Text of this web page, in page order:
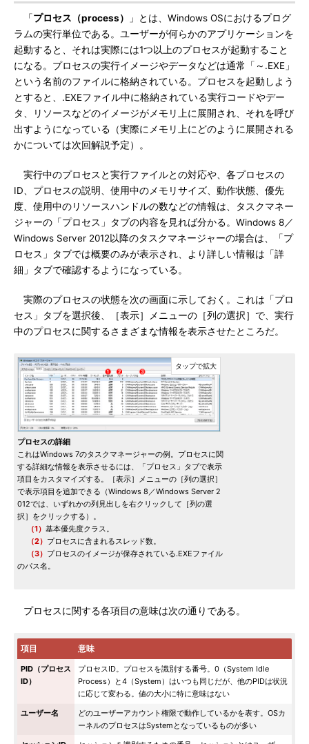
「プロセス（process）
」とは、Windows OSにおけるプログ
ラムの実行単位である。ユーザーが何らかのアプリケーションを
起動すると、それは実際には1つ以上のプロセスが起動すること
になる。プロセスの実行イメージやデータなどは通常「～.EXE」
という名前のファイルに格納されている。プロセスを起動しよう
とすると、.EXEファイル中に格納されている実行コードやデー
タ、リソースなどのイメージがメモリ上に展開され、それを呼び
出すようになっている（実際にメモリ上にどのように展開される
かについては次回解説予定）。
実行中のプロセスと実行ファイルとの対応や、各プロセスの
ID、プロセスの説明、使用中のメモリサイズ、動作状態、優先
度、使用中のリソースハンドルの数などの情報は、タスクマネー
ジャーの「プロセス」タブの内容を見れば分かる。Windows 8／
Windows Server 2012以降のタスクマネージャーの場合は、「プ
ロセス」タブでは概要のみが表示され、より詳しい情報は「詳
細」タブで確認するようになっている。
実際のプロセスの状態を次の画面に示しておく。これは「プロ
セス」タブを選択後、［表示］メニューの［列の選択］で、実行
中のプロセスに関するさまざまな情報を表示させたところだ。
プロセスの詳細
これはWindows 7のタスクマネージャーの例。プロセスに関
する詳細な情報を表示させるには、「プロセス」タブで表示
項目をカスタマイズする。［表示］メニューの［列の選択］
で表示項目を追加できる（Windows 8／Windows Server 2
012では、いずれかの列見出しを右クリックして［列の選
択］をクリックする）。
（1） 基本優先度クラス。
（2） プロセスに含まれるスレッド数。
（3） プロセスのイメージが保存されている.EXEファイル
のパス名。
プロセスに関する各項目の意味は次の通りである。
項目 意味
PID（プロセス
ID）
プロセスID。プロセスを識別する番号。0（System Idle
Process）と4（System）はいつも同じだが、他のPIDは状況
に応じて変わる。値の大小に特に意味はない
ユーザー名
どのユーザーアカウント権限で動作しているかを表す。OSカ
ーネルのプロセスはSystemとなっているものが多い